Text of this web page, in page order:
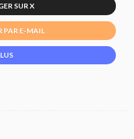
SUR X
PAR E-MAIL